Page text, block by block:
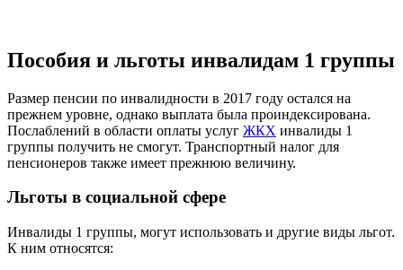
Пособия и льготы инвалидам 1 группы
Размер пенсии по инвалидности в 2017 году остался на
прежнем уровне, однако выплата была проиндексирована.
Послаблений в области оплаты услуг ЖКХ инвалиды 1
группы получить не смогут. Транспортный налог для
пенсионеров также имеет прежнюю величину.
Льготы в социальной сфере
Инвалиды 1 группы, могут использовать и другие виды льгот.
К ним относятся: